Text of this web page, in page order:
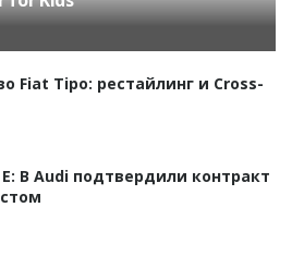
Fiat Tipo: рестайлинг и Cross-
В Audi подтвердили контракт